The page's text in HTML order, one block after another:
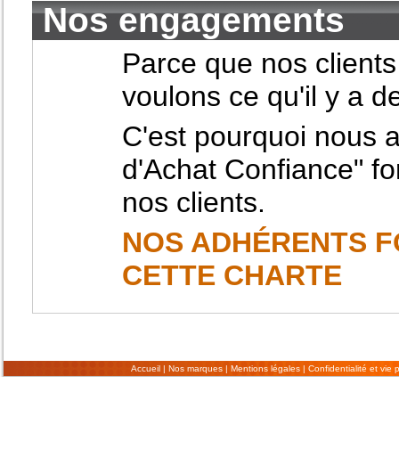
Nos engagements
Parce que nos
voulons ce qu'il y a
C'est pourquoi nous
d'Achat Confiance"
nos clients.
NOS ADHÉRENTS
CETTE CHARTE
Accueil |Nos marques |Mentions légales |Confidentialité et vie